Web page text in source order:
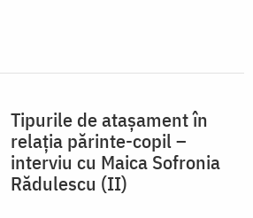
Tipurile de atașament în
relația părinte-copil –
interviu cu Maica Sofronia
Rădulescu (II)